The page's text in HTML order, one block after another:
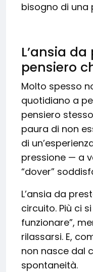
bisogno di una
L’ansia
pensiero
Molto spesso
quotidiano a
pensiero
paura di non
di
pressione — a
“dover”
L’ansia da
circuito. Più ci
funzionare”,
rilassarsi. E,
non nasce dal
spontaneità.